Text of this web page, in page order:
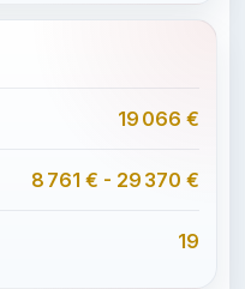
19 066 €
8 761 € - 29 370 €
19